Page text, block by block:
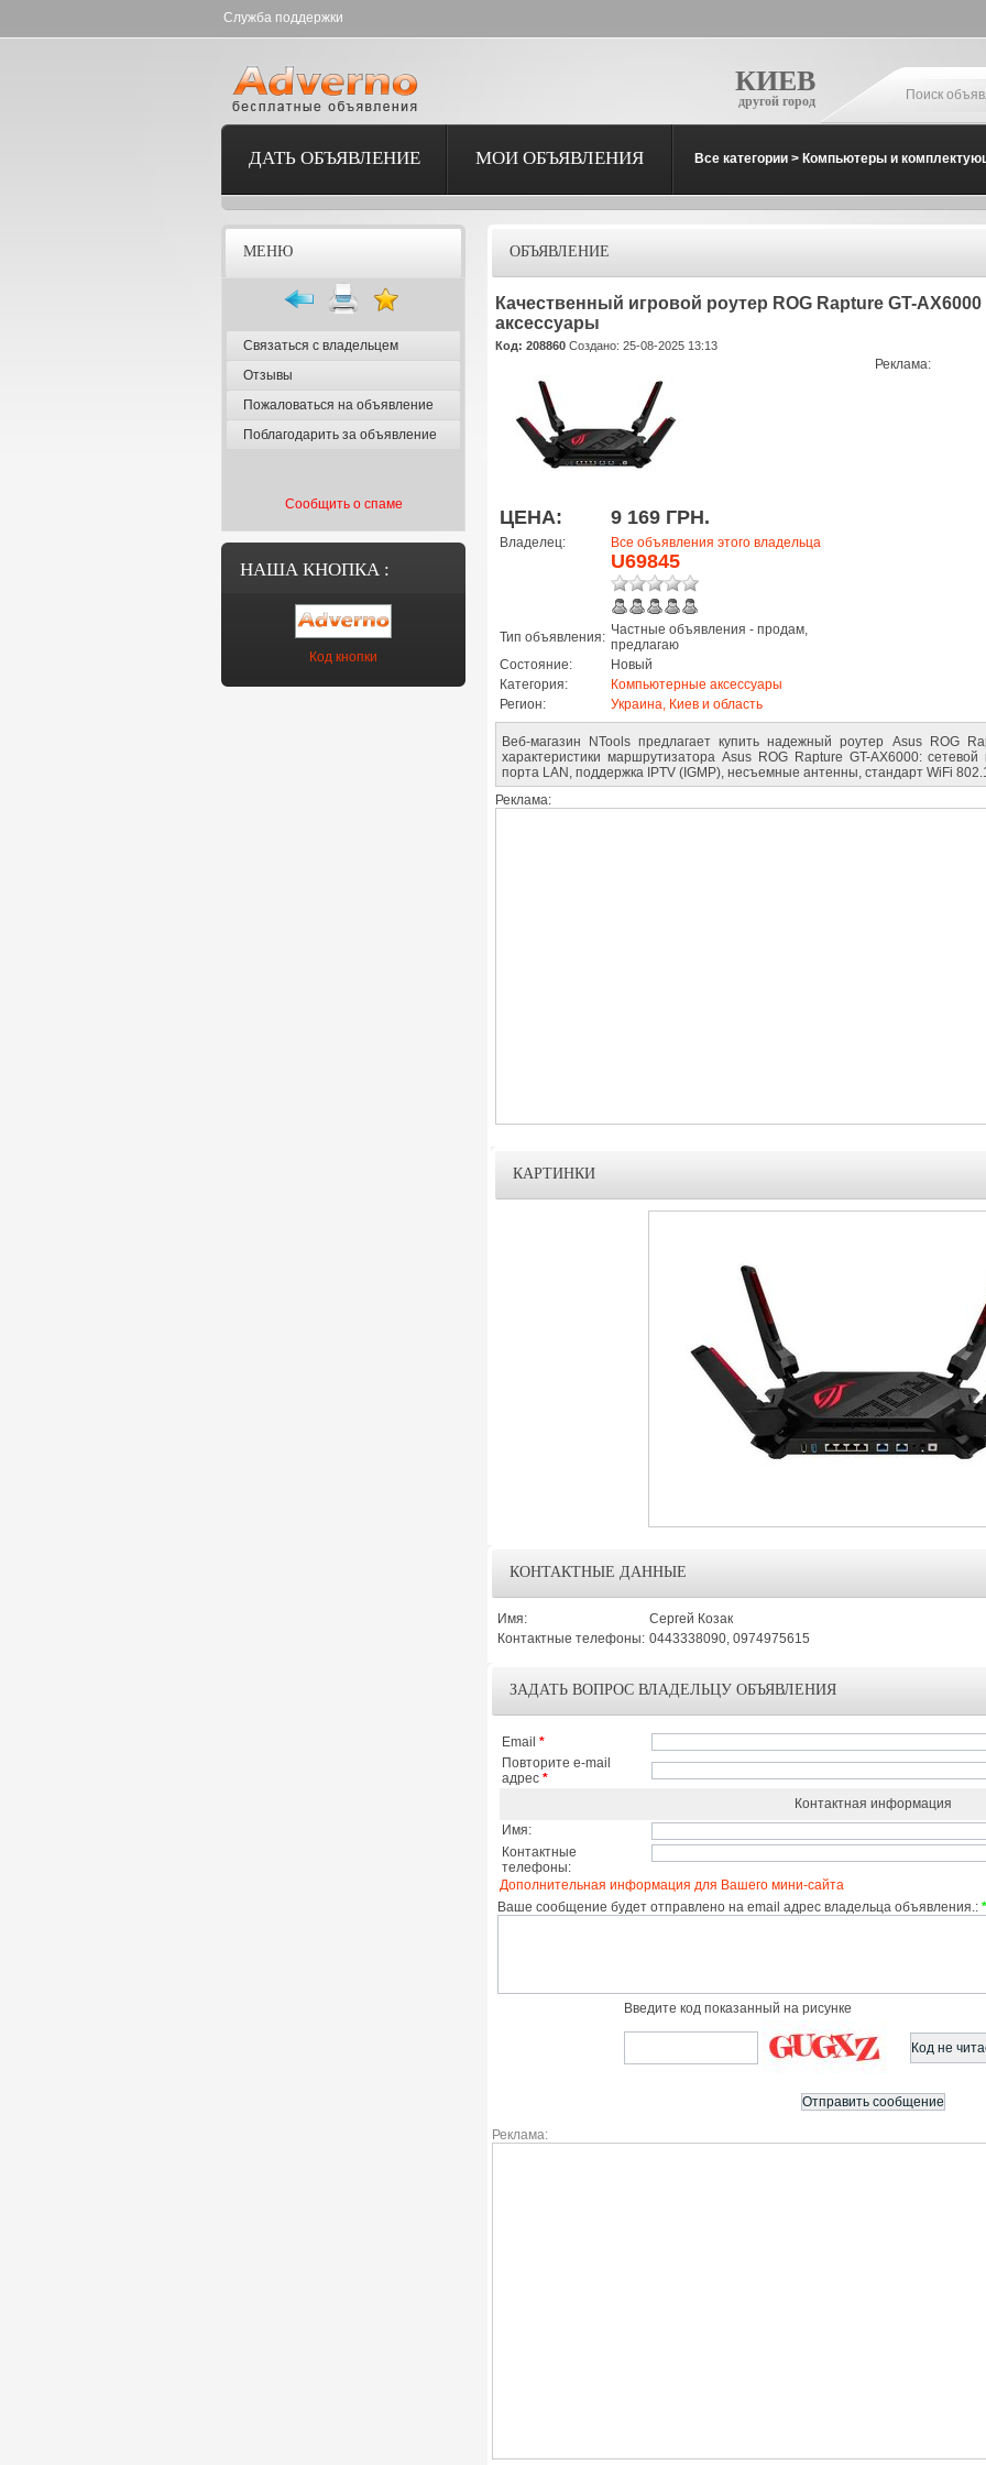
Служба поддержки
КИЕВ
другой город
ДАТЬ ОБЪЯВЛЕНИЕ МОИ ОБЪЯВЛЕНИЯ Все категории > Компьютеры и
МЕНЮ
Связаться с владельцем
Отзывы
Пожаловаться на объявление
Поблагодарить за объявление
Сообщить о спаме
НАША КНОПКА :
Код кнопки
ОБЪЯВЛЕНИЕ
Качественный игровой роутер ROG Rapture GT-
аксессуары
Код: 208860 Создано: 25-08-2025 13:13
ЦЕНА: 9 169 ГРН.
Владелец: Все объявления этого владельца
U69845
Тип объявления: Частные объявления - продам,
предлагаю
Состояние:
Новый
Категория:
Компьютерные аксессуары
Регион:
Украина, Киев и область
Реклама:
Веб-магазин NTools предлагает купить надежный роутер Asus ROG
характеристики маршрутизатора Asus ROG Rapture GT-AX6000:
порта LAN, поддержка IPTV (IGMP), несъемные антенны, стандарт WiFi
Реклама:
КАРТИНКИ
КОНТАКТНЫЕ ДАННЫЕ
Имя:
Сергей Козак
Контактные телефоны: 0443338090, 0974975615
ЗАДАТЬ ВОПРОС ВЛАДЕЛЬЦУ ОБЪЯВЛЕНИЯ
Email *
Повторите e-mail
адрес *
Контактная информация
Имя:
Контактные
телефоны:
Дополнительная информация для Вашего мини-сайта
Ваше сообщение будет отправлено на email адрес владельца объявления.: *
Введите код показанный на рисунке
Реклама: